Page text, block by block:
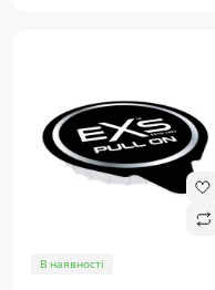
В наявності